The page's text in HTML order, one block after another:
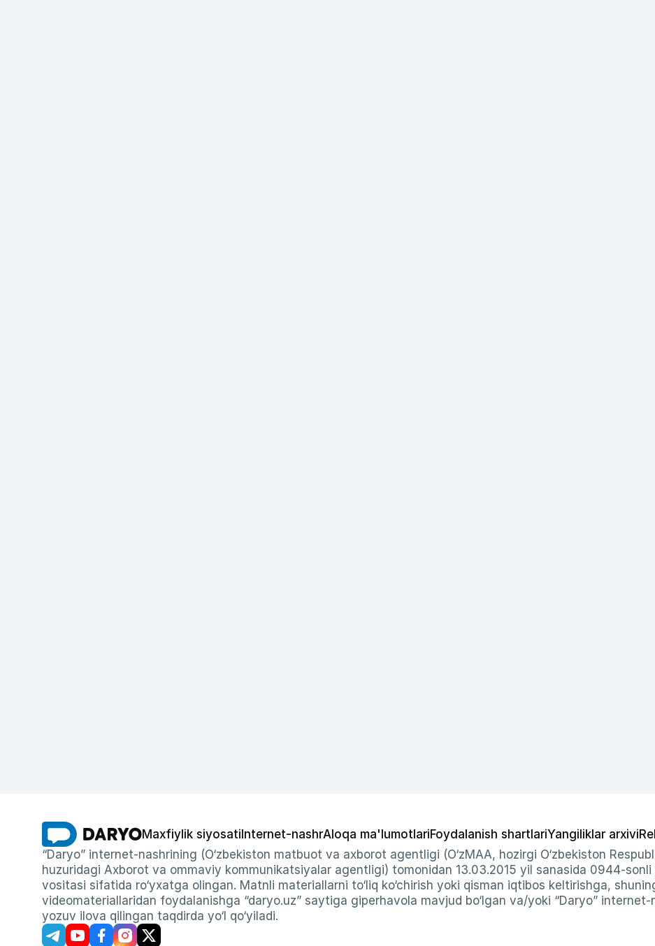
Maxfiylik siyosati Internet-nashrAloqa ma'lumotlariFoydalanish shartlariYangiliklar arxivi
“Daryo” internet-nashrining (O‘zbekiston matbuot va axborot agentligi (O‘zMAA, hozirgi O‘zbekiston
huzuridagi Axborot va ommaviy kommunikatsiyalar agentligi) tomonidan 13.03.2015 yil sanasida 0944-
vositasi sifatida ro‘yxatga olingan. Matnli materiallarni to‘liq ko‘chirish yoki qisman iqtibos keltirishga,
videomateriallaridan foydalanishga “daryo.uz” saytiga giperhavola mavjud bo‘lgan va/yoki “Daryo”
yozuv ilova qilingan taqdirda yo‘l qo‘yiladi.